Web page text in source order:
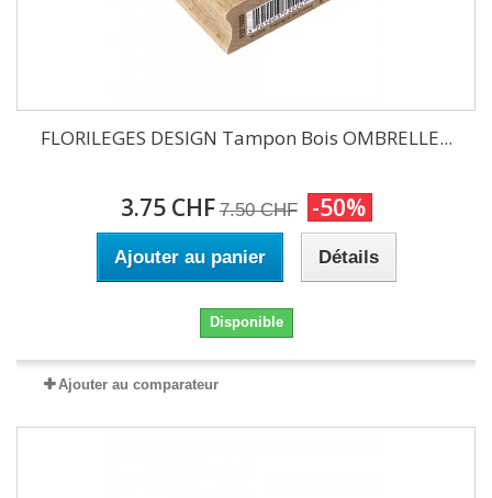
FLORILEGES DESIGN Tampon Bois OMBRELLE...
3.75 CHF 7.50 CHF -50%
Ajouter au panier Détails
Disponible
Ajouter au comparateur